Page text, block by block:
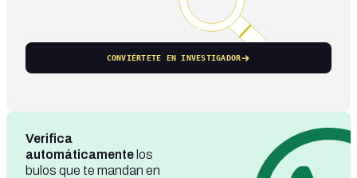
CONVIÉRTETE EN INVESTIGADOR
Verifica
automáticamente los
bulos que te mandan en